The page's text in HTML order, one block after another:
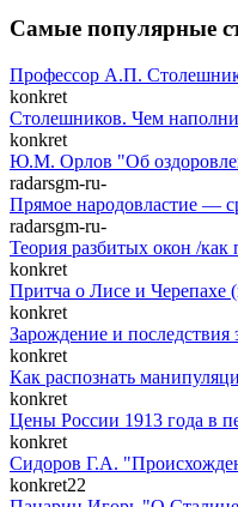
Самые популярные
Профессор А.П.
konkret
Столешников. Чем
konkret
Ю.М. Орлов "Об
radarsgm-ru-
Прямое народовластие —
radarsgm-ru-
Теория разбитых окон /
konkret
Притча о Лисе и Черепахе
konkret
Зарождение и
konkret
Как распознать
konkret
Цены России 1913 года в
konkret
Сидоров Г.А.
konkret22